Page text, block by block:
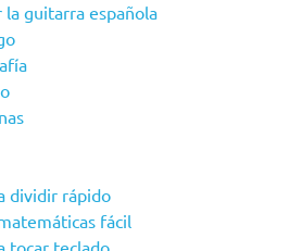
guitarra española
dividir rápido
fácil